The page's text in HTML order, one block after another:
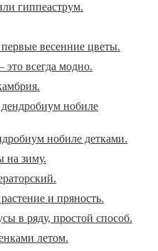
гиппеаструм.
весенние цветы.
всегда модно.
нобиле
нобиле детками.
на зиму.
и пряность.
в ряду, простой способ.
летом.